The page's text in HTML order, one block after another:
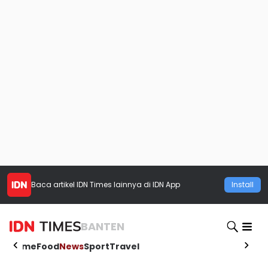
Baca artikel IDN Times lainnya di IDN App Install
BANTEN
HomeFoodNewsSportTravel